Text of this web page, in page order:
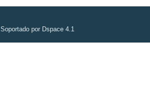
Soportado por Dspace 4.1